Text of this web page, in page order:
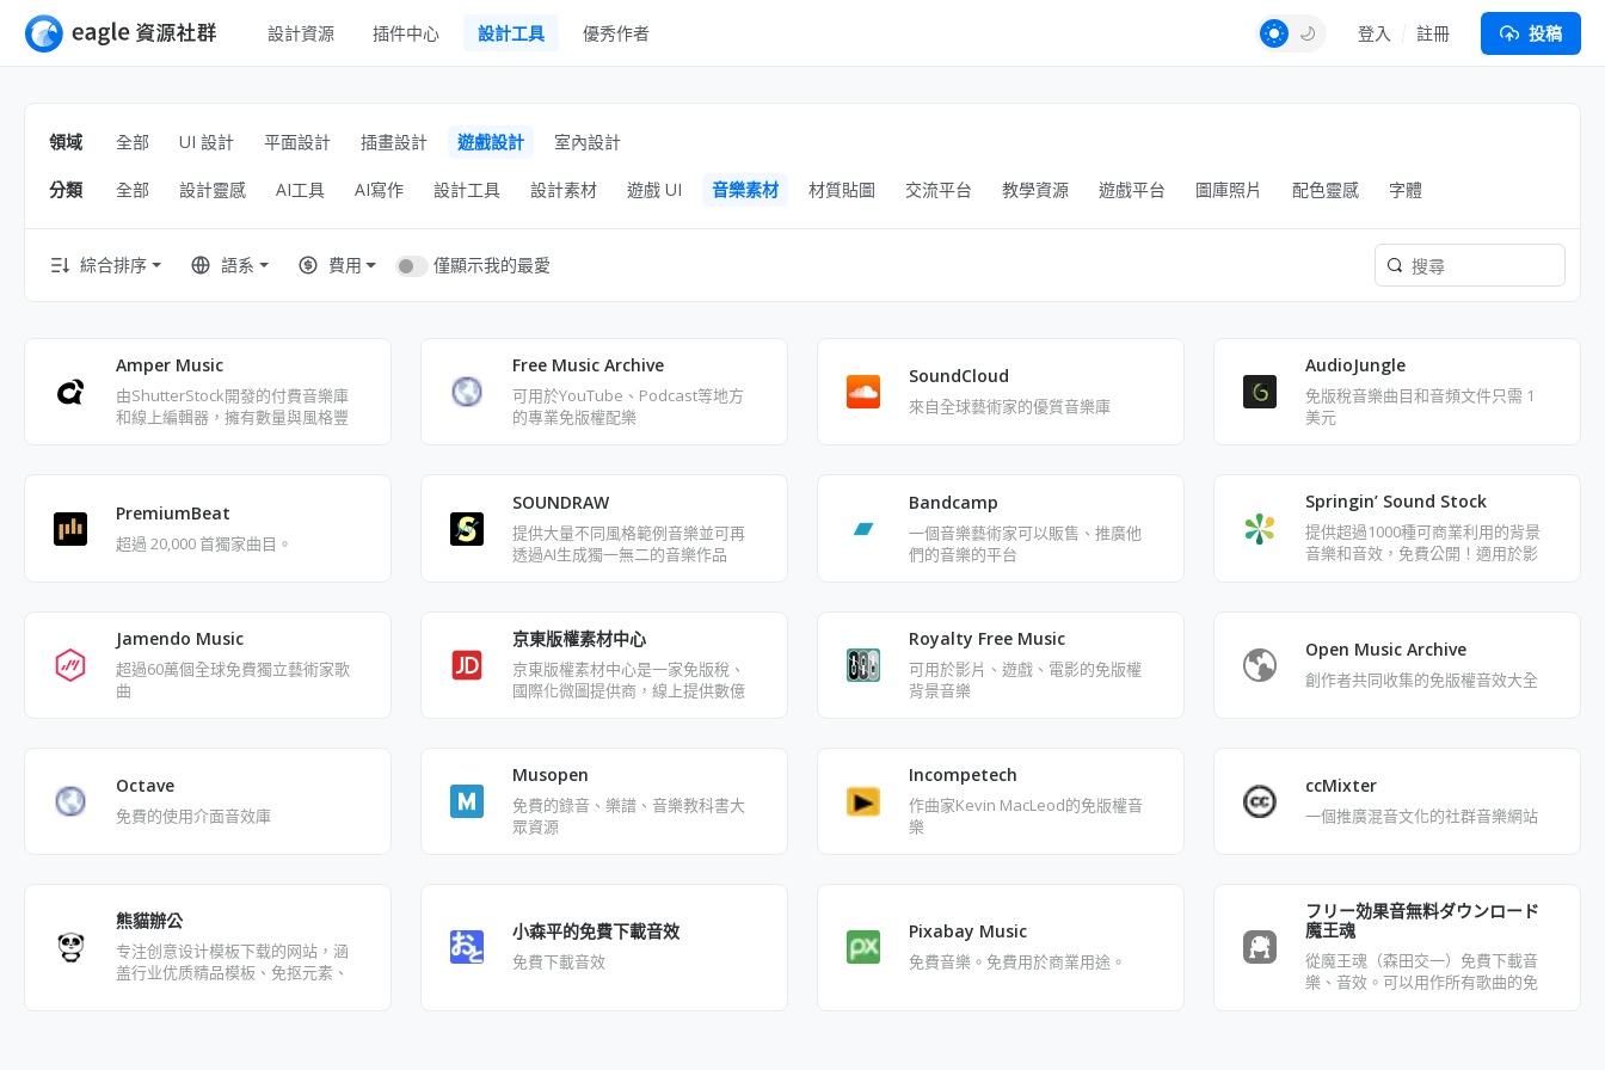
設計資源
平面設計
插畫設計
遊戲設計
Apps
網頁
網頁插畫
線框
Mockups
圖庫
其他
插件中心 設計工具 優秀作者 登入 註冊 投稿
領域 全部 UI 設計 平面設計 插畫設計 遊戲設計 室內設計
分類 全部 設計靈感 AI工具 AI寫作 設計工具 設計素材 遊戲 UI 音樂素材 材質貼圖 交流平台 教學資源 遊戲平台 圖庫照片 配色靈感 字體
綜合排序 語系 費用 僅顯示我的最愛
Amper Music
由ShutterStock開發的付費音樂庫
和線上編輯器，擁有數量與風格豐
Free Music Archive
可用於YouTube、Podcast等地方
的專業免版權配樂
SoundCloud
來自全球藝術家的優質音樂庫
AudioJungle
免版稅音樂曲目和音頻文件只需 1
美元
PremiumBeat
超過 20,000 首獨家曲目。
SOUNDRAW
提供大量不同風格範例音樂並可再
透過AI生成獨一無二的音樂作品
Bandcamp
一個音樂藝術家可以販售、推廣他
們的音樂的平台
Springin’ Sound Stock
提供超過1000種可商業利用的背景
音樂和音效，免費公開！適用於影
Jamendo Music
超過60萬個全球免費獨立藝術家歌
曲
京東版權素材中心
京東版權素材中心是一家免版稅、
國際化微圖提供商，線上提供數億
版權進行永久擔保
Royalty Free Music
可用於影片、遊戲、電影的免版權
背景音樂
Open Music Archive
創作者共同收集的免版權音效大全
Octave
免費的使用介面音效庫
Musopen
免費的錄音、樂譜、音樂教科書大
眾資源
Incompetech
作曲家Kevin MacLeod的免版權音
樂
ccMixter
一個推廣混音文化的社群音樂網站
熊貓辦公
专注创意设计模板下载的网站，涵
盖行业优质精品模板、免抠元素、
小森平的免費下載音效
免費下載音效
Pixabay Music
免費音樂。免費用於商業用途。
フリー効果音無料ダウンロード
魔王魂
從魔王魂（森田交一）免費下載音
樂、音效。可以用作所有歌曲的免